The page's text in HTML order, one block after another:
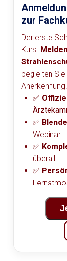
zur
Der erste
Kurs.
begleiten
Anerkennung.
✅
✅
Webinar
✅
überall
✅